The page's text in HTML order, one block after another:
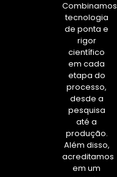
Combinamos
tecnologia
de ponta e
rigor
científico
em cada
etapa do
processo,
desde a
pesquisa
até a
produção.
Além disso,
acreditamos
em um